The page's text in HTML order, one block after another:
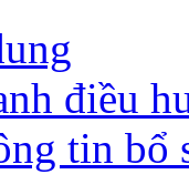
điều
tin bổ